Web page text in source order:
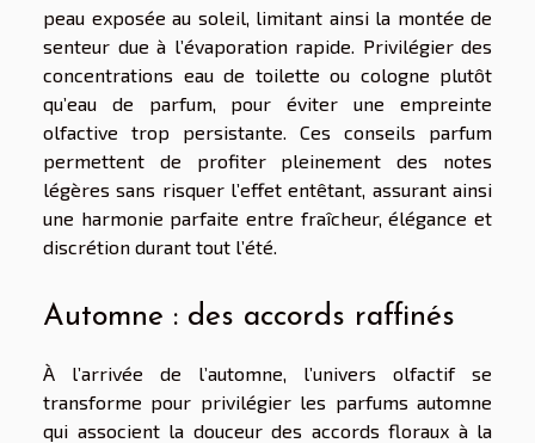
peau exposée au soleil, limitant ainsi la montée de
senteur due à l’évaporation rapide. Privilégier des
concentrations eau de toilette ou cologne plutôt
qu’eau de parfum, pour éviter une empreinte
olfactive trop persistante. Ces conseils parfum
permettent de profiter pleinement des notes
légères sans risquer l’effet entêtant, assurant ainsi
une harmonie parfaite entre fraîcheur, élégance et
discrétion durant tout l’été.
Automne : des accords raffinés
À l’arrivée de l’automne, l’univers olfactif se
transforme pour privilégier les parfums automne
qui associent la douceur des accords floraux à la